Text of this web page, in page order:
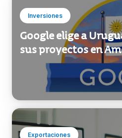
Inversiones
Google elige a
sus proyectos en
Exportaciones